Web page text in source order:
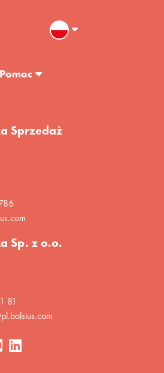
Pomoc
Sprzedaż
Sp. z o.o.
81